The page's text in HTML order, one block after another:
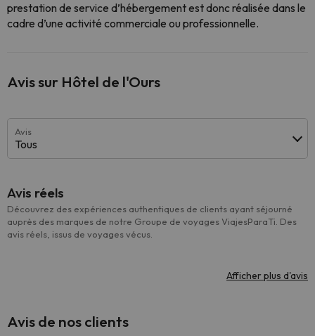
prestation de service d’hébergement est donc réalisée dans le
cadre d’une activité commerciale ou professionnelle.
Avis sur Hôtel de l'Ours
Avis
Tous
Avis réels
Découvrez des expériences authentiques de clients ayant séjourné
auprès des marques de notre Groupe de voyages ViajesParaTi. Des
avis réels, issus de voyages vécus.
Afficher plus d'avis
Avis de nos clients